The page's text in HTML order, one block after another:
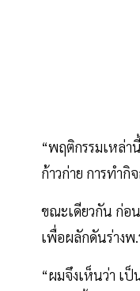
“พฤติกรรมเหล่า
ก้าวก่าย การทำกิ
ขณะเดียวกัน ก่อ
เพื่อผลักดันร่างพ
“ผมจึงเห็นว่า เ